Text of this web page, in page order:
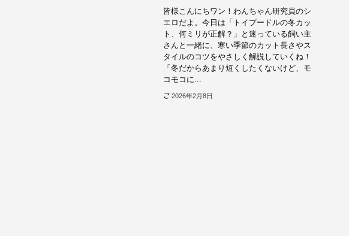
皆様こんにちワン！わんちゃん研究員のシ
エロだよ。今日は「トイプードルの冬カッ
ト、何ミリが正解？」と迷っている飼い主
さんと一緒に、寒い季節のカット長さやス
タイルのコツをやさしく解説していくね！
「冬だからあまり短くしたくないけど、モ
コモコに...
2026年2月8日